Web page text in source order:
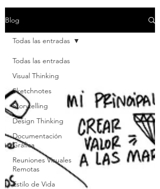
Blog
Todas las entradas
Visual Thinking
Sketchnotes
Storytelling
Design Thinking
Documentación
Gráfica
Reuniones Visuales
Remotas
Estilo de Vida
Todas las entradas